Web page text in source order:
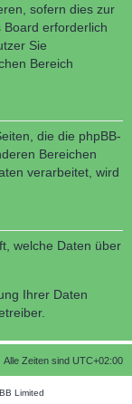
sofern dies zur
erforderlich
Sie
Bereich
die die phpBB-
Bereichen
verarbeitet, wird
welche Daten über
Ihrer Daten
Alle Zeiten sind UTC+02:00
Limited